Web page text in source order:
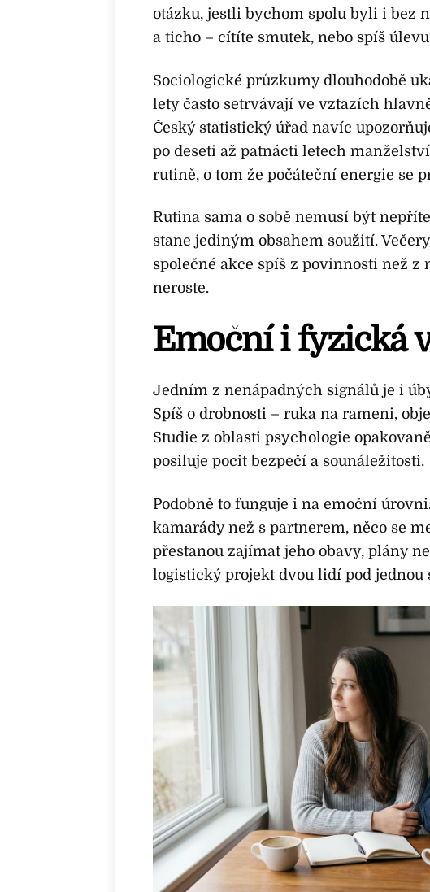
otázku, jestli bychom spolu byli i bez
a ticho – cítíte smutek, nebo spíš
Sociologické průzkumy dlouhodobě
lety často setrvávají ve vztazích
Český statistický úřad navíc
po deseti až patnácti letech
rutině, o tom že počáteční energie se
Rutina sama o sobě nemusí být
stane jediným obsahem soužití.
společné akce spíš z povinnosti než z
neroste.
Emoční i fyzická
Jedním z nenápadných signálů je i
Spíš o drobnosti – ruka na rameni,
Studie z oblasti psychologie
posiluje pocit bezpečí a sounáležitosti.
Podobně to funguje i na emoční
kamarády než s partnerem, něco se
přestanou zajímat jeho obavy, plány
logistický projekt dvou lidí pod jednou